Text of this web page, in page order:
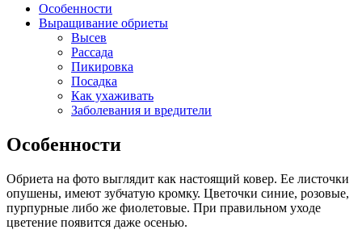
Особенности
Выращивание обриеты
Высев
Рассада
Пикировка
Посадка
Как ухаживать
Заболевания и вредители
Особенности
Обриета на фото выглядит как настоящий ковер. Ее листочки
опушены, имеют зубчатую кромку. Цветочки синие, розовые,
пурпурные либо же фиолетовые. При правильном уходе
цветение появится даже осенью.